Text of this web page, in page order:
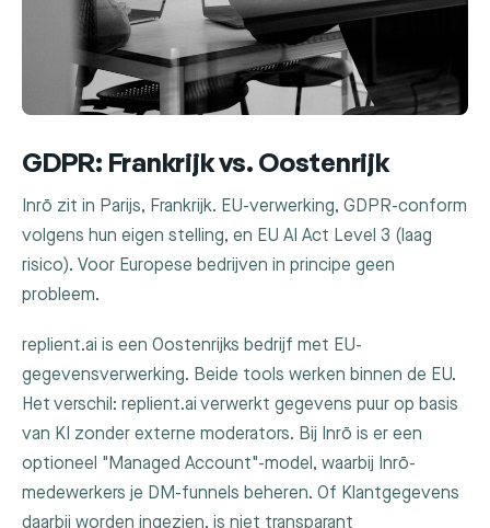
GDPR: Frankrijk vs. Oostenrijk
Inrō zit in Parijs, Frankrijk. EU-verwerking, GDPR-conform
volgens hun eigen stelling, en EU AI Act Level 3 (laag
risico). Voor Europese bedrijven in principe geen
probleem.
replient.ai is een Oostenrijks bedrijf met EU-
gegevensverwerking. Beide tools werken binnen de EU.
Het verschil: replient.ai verwerkt gegevens puur op basis
van KI zonder externe moderators. Bij Inrō is er een
optioneel "Managed Account"-model, waarbij Inrō-
medewerkers je DM-funnels beheren. Of Klantgegevens
daarbij worden ingezien, is niet transparant